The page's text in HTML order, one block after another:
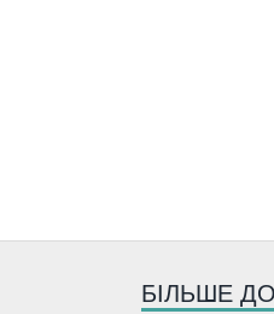
БІЛЬШЕ